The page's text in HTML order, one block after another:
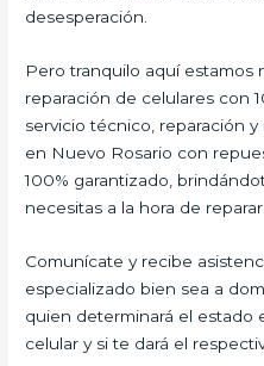
desesperación.
Pero tranquilo aquí
reparación de celulares con
servicio técnico, reparación
en Nuevo Rosario con
100% garantizado,
necesitas a la hora de
Comunícate y recibe
especializado bien sea a
quien determinará el estado
celular y si te dará el